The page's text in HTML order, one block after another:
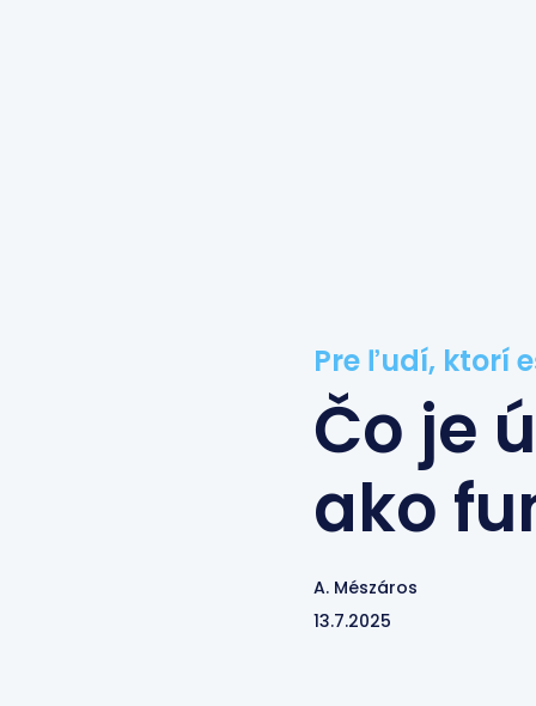
Pre ľudí, ktorí
Čo je
ako
A. Mészáros
13.7.2025